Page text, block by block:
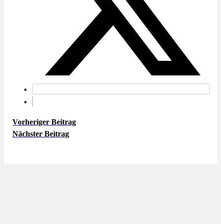
Vorheriger Beitrag
Nächster Beitrag